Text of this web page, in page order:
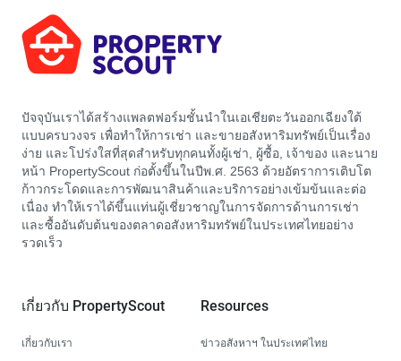
ปัจจุบันเราได้สร้างแพลตฟอร์มชั้นนำในเอเชียตะวันออกเฉียงใต้
แบบครบวงจร เพื่อทำให้การเช่า และขายอสังหาริมทรัพย์เป็นเรื่อง
ง่าย และโปร่งใสที่สุดสำหรับทุกคนทั้งผู้เช่า, ผู้ซื้อ, เจ้าของ และนาย
หน้า PropertyScout ก่อตั้งขึ้นในปีพ.ศ. 2563 ด้วยอัตราการเติบโต
ก้าวกระโดดและการพัฒนาสินค้าและบริการอย่างเข้มข้นและต่อ
เนื่อง ทำให้เราได้ขึ้นแท่นผู้เชี่ยวชาญในการจัดการด้านการเช่า
และซื้ออันดับต้นของตลาดอสังหาริมทรัพย์ในประเทศไทยอย่าง
รวดเร็ว
เกี่ยวกับ PropertyScout
เกี่ยวกับเรา
Resources
ข่าวอสังหาฯ ในประเทศไทย